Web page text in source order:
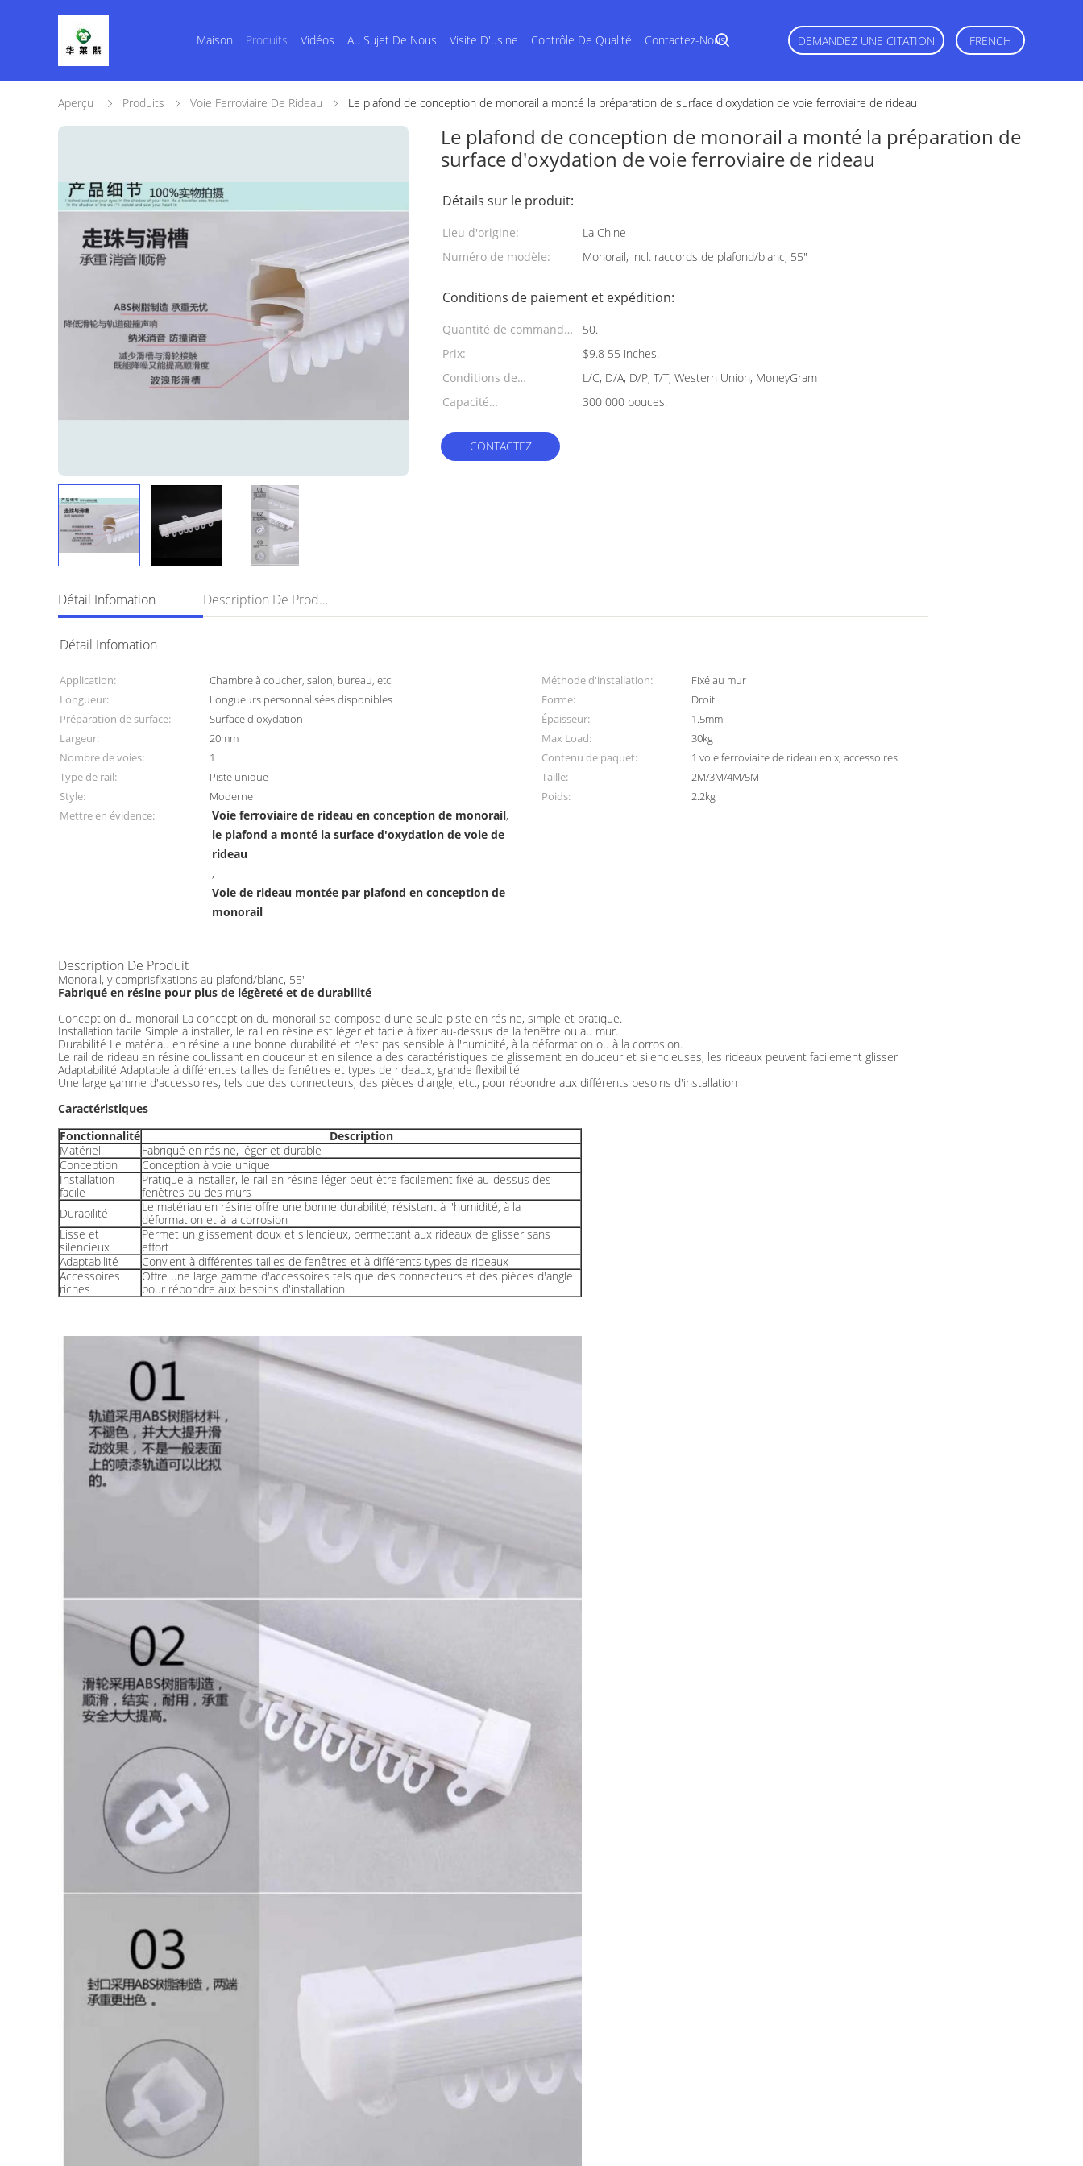
Maison Produits Vidéos Au Sujet De Nous Visite D'usine Contrôle De Qualité Contactez-Nous DEMANDEZ UNE CITATION FRENCH
Aperçu Produits Voie Ferroviaire De Rideau Le plafond de conception de monorail a monté la préparation de surface d'oxydation de voie ferroviaire de rideau
Le plafond de conception de monorail a monté la préparation de
surface d'oxydation de voie ferroviaire de rideau
Détails sur le produit:
Lieu d'origine:
La Chine
Numéro de modèle:
Monorail, incl. raccords de plafond/blanc, 55"
Conditions de paiement et expédition:
Quantité de commande
min:
50.
Prix:
$9.8 55 inches.
Conditions de
paiement:
L/C, D/A, D/P, T/T, Western Union, MoneyGram
Capacité
300 000 pouces.
CONTACTEZ
Détail Infomation Description De Produit
Détail Infomation
Application: Chambre à coucher, salon, bureau, etc. Méthode d'installation:
Fixé au mur
Longueur:
Longueurs personnalisées disponibles Forme:
Droit
Préparation de surface:
Surface d'oxydation Épaisseur:
1.5mm
Largeur:
20mm Max Load:
30kg
Nombre de voies:
1 Contenu de paquet:
1 voie ferroviaire de rideau en x, accessoires
Type de rail:
Piste unique Taille:
2M/3M/4M/5M
Style:
Moderne Poids:
2.2kg
Mettre en évidence:
Voie ferroviaire de rideau en conception de monorail,
le plafond a monté la surface d'oxydation de voie de
rideau
,
Voie de rideau montée par plafond en conception de
monorail
Description De Produit
Monorail, y comprisfixations au plafond/blanc, 55"
Fabriqué en résine pour plus de légèreté et de durabilité
Conception du monorail La conception du monorail se compose d'une seule piste en résine, simple et pratique.
Installation facile Simple à installer, le rail en résine est léger et facile à fixer au-dessus de la fenêtre ou au mur.
Durabilité Le matériau en résine a une bonne durabilité et n'est pas sensible à l'humidité, à la déformation ou à la corrosion.
Le rail de rideau en résine coulissant en douceur et en silence a des caractéristiques de glissement en douceur et silencieuses, les rideaux peuvent facilement glisser
Adaptabilité Adaptable à différentes tailles de fenêtres et types de rideaux, grande flexibilité
Une large gamme d'accessoires, tels que des connecteurs, des pièces d'angle, etc., pour répondre aux différents besoins d'installation
Caractéristiques
Fonctionnalité
Description
Matériel
Fabriqué en résine, léger et durable
Conception
Conception à voie unique
Installation
facile
Pratique à installer, le rail en résine léger peut être facilement fixé au-dessus des
fenêtres ou des murs
Durabilité
Le matériau en résine offre une bonne durabilité, résistant à l'humidité, à la
déformation et à la corrosion
Lisse et
silencieux
Permet un glissement doux et silencieux, permettant aux rideaux de glisser sans
effort
Adaptabilité
Convient à différentes tailles de fenêtres et à différents types de rideaux
Accessoires
riches
Offre une large gamme d'accessoires tels que des connecteurs et des pièces d'angle
pour répondre aux besoins d'installation